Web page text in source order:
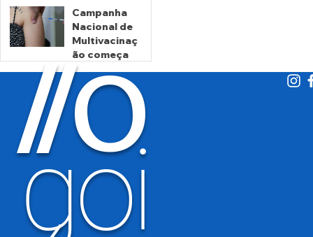
motoristas
por
cobrança
indevida do
Detran-GO
há 2 dias
Campanha
Nacional de
Multivacinaç
ão começa
nesta
segunda
há 3 dias
//O
goi